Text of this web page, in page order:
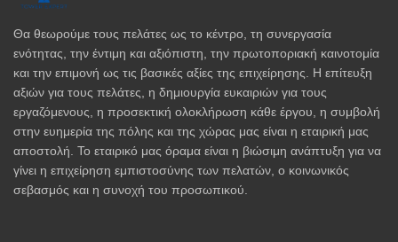
Θα θεωρούμε τους πελάτες ως το κέντρο, τη συνεργασία
ενότητας, την έντιμη και αξιόπιστη, την πρωτοποριακή καινοτομία
και την επιμονή ως τις βασικές αξίες της επιχείρησης. Η επίτευξη
αξιών για τους πελάτες, η δημιουργία ευκαιριών για τους
εργαζόμενους, η προσεκτική ολοκλήρωση κάθε έργου, η συμβολή
στην ευημερία της πόλης και της χώρας μας είναι η εταιρική μας
αποστολή. Το εταιρικό μας όραμα είναι η βιώσιμη ανάπτυξη για να
γίνει η επιχείρηση εμπιστοσύνης των πελατών, ο κοινωνικός
σεβασμός και η συνοχή του προσωπικού.